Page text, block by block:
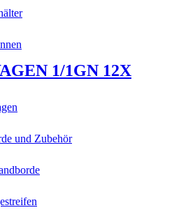
und Zubehör
1/1GN 12X